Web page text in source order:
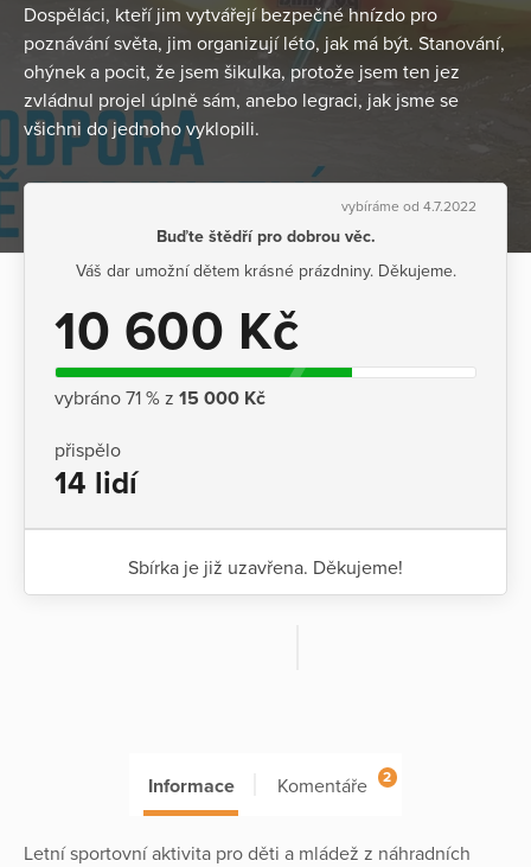
Dospěláci, kteří jim vytvářejí bezpečné hnízdo pro
poznávání světa, jim organizují léto, jak má být. Stanování,
ohýnek a pocit, že jsem šikulka, protože jsem ten jez
zvládnul projel úplně sám, anebo legraci, jak jsme se
všichni do jednoho vyklopili.
vybíráme od 4.7.2022
Buďte štědří pro dobrou věc.
Váš dar umožní dětem krásné prázdniny. Děkujeme.
10 600 Kč
vybráno 71 % z 15 000 Kč
přispělo
14 lidí
Sbírka je již uzavřena. Děkujeme!
Informace Komentáře 2
Letní sportovní aktivita pro děti a mládež z náhradních